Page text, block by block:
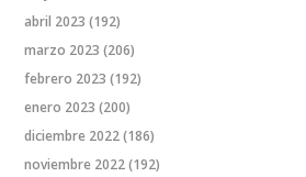
abril 2023 (192)
marzo 2023 (206)
febrero 2023 (192)
enero 2023 (200)
diciembre 2022(186)
noviembre 2022(192)